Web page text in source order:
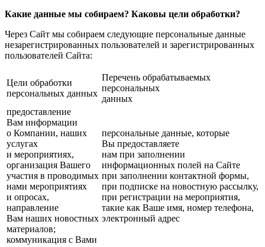
Какие данные мы собираем? Каковы цели обработки?
Через Сайт мы собираем следующие персональные данные
незарегистрированных пользователей и зарегистрированных
пользователей Сайта:
Цели обработки
персональных данных
Перечень обрабатываемых
персональных
данных
предоставление
Вам информации
о Компании, наших
услугах
и мероприятиях,
организация Вашего
участия в проводимых
нами мероприятиях
и опросах,
направление
Вам наших новостных
материалов;
коммуникация с Вами
персональные данные, которые
Вы предоставляете
нам при заполнении
информационных полей на Сайте
при заполнении контактной формы,
при подписке на новостную рассылку,
при регистрации на мероприятия,
такие как Ваше имя, номер телефона,
электронный адрес